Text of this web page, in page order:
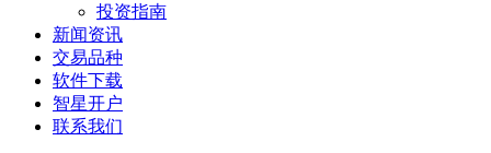
投资指南
新闻资讯
交易品种
软件下载
智星开户
联系我们